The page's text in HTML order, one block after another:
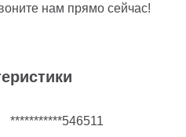
***********546511
нам прямо сейчас!